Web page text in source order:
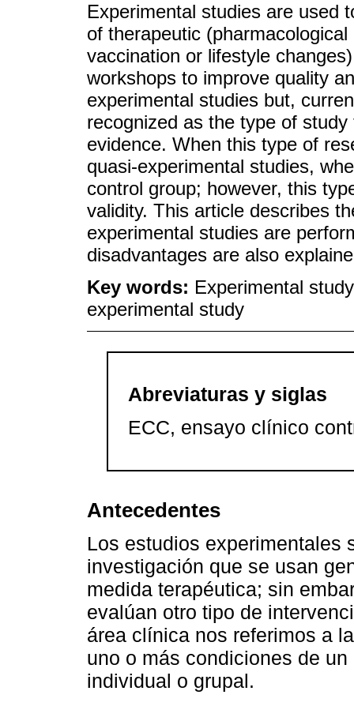
Experimental studies are used
of therapeutic
vaccination or lifestyle
workshops to improve quality
experimental studies but,
recognized as the type of
evidence. When this type of
quasi-experimental studies,
control group; however, this
validity. This article describes
experimental studies are
disadvantages are also
Key words: Experimental
experimental study
Abreviaturas y siglas
ECC, ensayo clínico
Antecedentes
Los estudios experimentales
investigación que se usan
medida terapéutica; sin
evalúan otro tipo de
área clínica nos referimos a
uno o más condiciones de
individual o grupal.